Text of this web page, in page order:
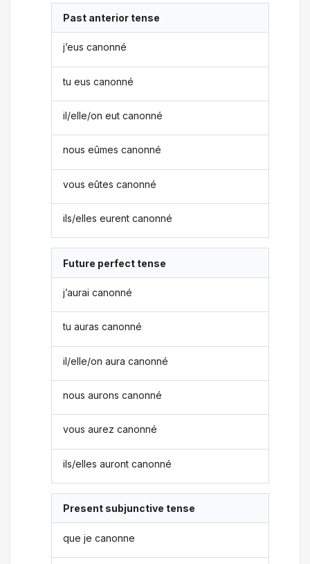
Past anterior tense
j’eus canonné
tu eus canonné
il/elle/on eut canonné
nous eûmes canonné
vous eûtes canonné
ils/elles eurent canonné
Future perfect tense
j’aurai canonné
tu auras canonné
il/elle/on aura canonné
nous aurons canonné
vous aurez canonné
ils/elles auront canonné
Present subjunctive tense
que je canonne